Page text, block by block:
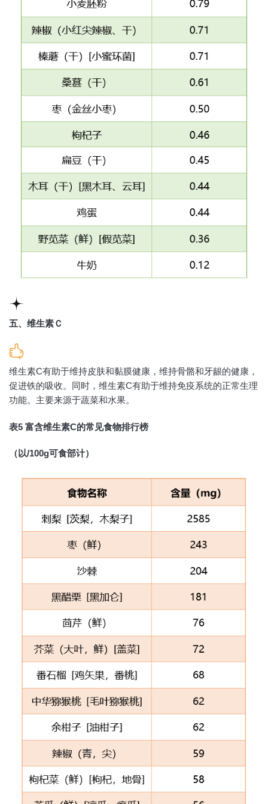
五、维生素Ｃ
维生素C有助于维持皮肤和黏膜健康，维持骨骼和牙龈的健康，
促进铁的吸收。同时，维生素C有助于维持免疫系统的正常生理
功能。主要来源于蔬菜和水果。
表5 富含维生素C的常见食物排行榜
（以/100g可食部计）